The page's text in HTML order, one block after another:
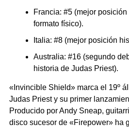
Francia: #5 (mejor
formato físico).
Italia: #8 (mejor posición
Australia: #16 (segundo
historia de Judas Priest).
«Invincible Shield» marca el 19º
Judas Priest y su primer
Producido por Andy Sneap,
disco sucesor de «Firepower» ha